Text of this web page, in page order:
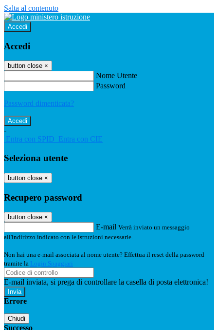
Salta al contenuto
Accedi
Accedi
button close ×
Nome Utente
Password
Password dimenticata?
-
Entra con SPID Entra con CIE
Seleziona utente
button close ×
Recupero password
button close ×
E-mail Verrà inviato un messaggio
all'indirizzo indicato con le istruzioni necessarie.
Non hai una e-mail associata al nome utente? Effettua il reset della password
tramite la Login Spaggiari
E-mail inviata, si prega di controllare la casella di posta elettronica!
Errore
Chiudi
Successo